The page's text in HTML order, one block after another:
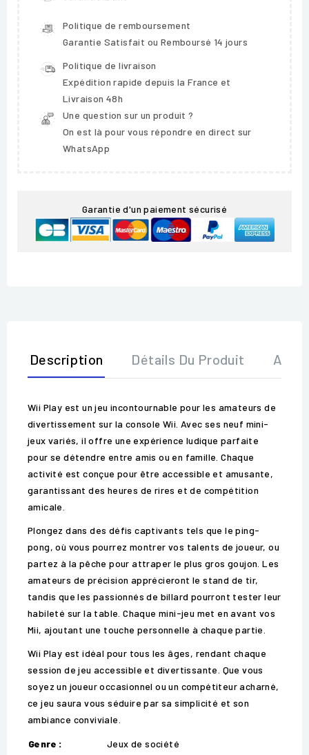
Politique de remboursement
Garantie Satisfait ou Remboursé 14 jours
Politique de livraison
Expédition rapide depuis la France et
Livraison 48h
Une question sur un produit ?
On est là pour vous répondre en direct sur
WhatsApp
Garantie d'un paiement sécurisé
Description Détails Du Produit Avis
Wii Play est un jeu incontournable pour les amateurs de
divertissement sur la console Wii. Avec ses neuf mini-
jeux variés, il offre une expérience ludique parfaite
pour se détendre entre amis ou en famille. Chaque
activité est conçue pour être accessible et amusante,
garantissant des heures de rires et de compétition
amicale.
Plongez dans des défis captivants tels que le ping-
pong, où vous pourrez montrer vos talents de joueur, ou
partez à la pêche pour attraper le plus gros goujon. Les
amateurs de précision apprécieront le stand de tir,
tandis que les passionnés de billard pourront tester leur
habileté sur la table. Chaque mini-jeu met en avant vos
Mii, ajoutant une touche personnelle à chaque partie.
Wii Play est idéal pour tous les âges, rendant chaque
session de jeu accessible et divertissante. Que vous
soyez un joueur occasionnel ou un compétiteur acharné,
ce jeu saura vous séduire par sa simplicité et son
ambiance conviviale.
Genre :
Jeux de société